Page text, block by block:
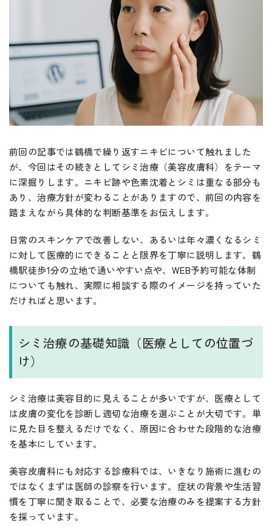
前回の記事では鶴橋で繰り返すニキビについて触れました
が、今回はその続きとしてシミ治療（美容皮膚科）をテーマ
に深掘りします。ニキビ跡や色素沈着とシミは重なる部分も
あり、治療方針が変わることがありますので、前回の内容を
踏まえながら具体的な判断基準をお伝えします。
日常のスキンケアで改善しない、あるいは年々濃くなるシミ
に対して医療的にできることと限界を丁寧に説明します。鶴
橋駅徒歩1分の立地で通いやすい点や、WEB予約可能な体制
についても触れ、実際に相談する際のイメージを持っていた
だければと思います。
シミ治療の基礎知識（医療としての位置づ
け）
シミ治療は美容目的に見えることが多いですが、医療として
は皮膚の変化を診断し適切な治療を選ぶことが大切です。単
に見た目を整えるだけでなく、原因に合わせた段階的な治療
を基本にしています。
美容皮膚科にも対応する診療科では、いきなり施術に進むの
ではなくまずは医師の診察を行います。症状の背景や生活習
慣を丁寧に聞き取ることで、必要な治療のみを提案する方針
を採っています。